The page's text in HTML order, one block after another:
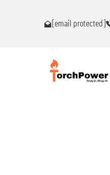
[email protected]